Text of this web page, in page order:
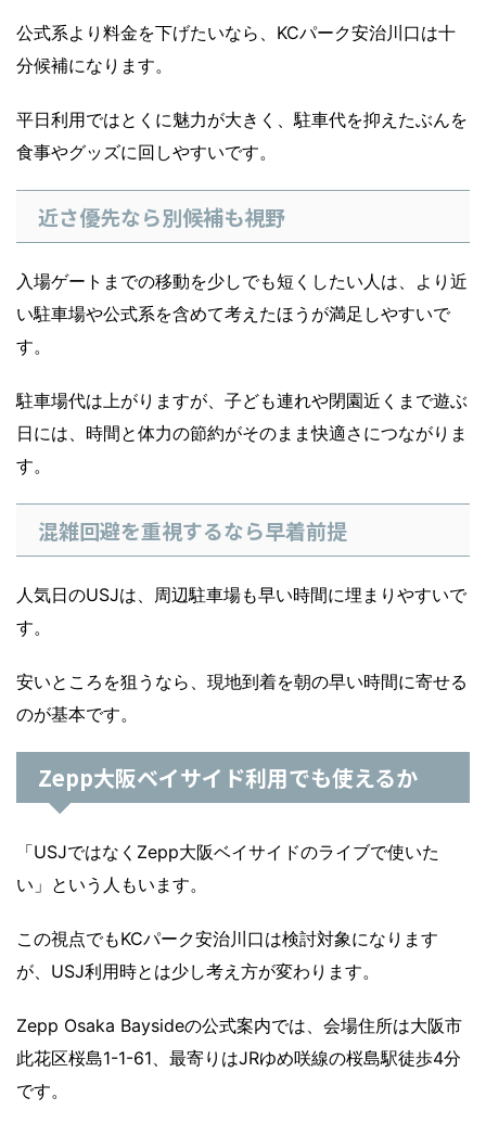
公式系より料金を下げたいなら、KCパーク安治川口は十
分候補になります。
平日利用ではとくに魅力が大きく、駐車代を抑えたぶんを
食事やグッズに回しやすいです。
近さ優先なら別候補も視野
入場ゲートまでの移動を少しでも短くしたい人は、より近
い駐車場や公式系を含めて考えたほうが満足しやすいで
す。
駐車場代は上がりますが、子ども連れや閉園近くまで遊ぶ
日には、時間と体力の節約がそのまま快適さにつながりま
す。
混雑回避を重視するなら早着前提
人気日のUSJは、周辺駐車場も早い時間に埋まりやすいで
す。
安いところを狙うなら、現地到着を朝の早い時間に寄せる
のが基本です。
Zepp大阪ベイサイド利用でも使えるか
「USJではなくZepp大阪ベイサイドのライブで使いた
い」という人もいます。
この視点でもKCパーク安治川口は検討対象になります
が、USJ利用時とは少し考え方が変わります。
Zepp Osaka Baysideの公式案内では、会場住所は大阪市
此花区桜島1-1-61、最寄りはJRゆめ咲線の桜島駅徒歩4分
です。